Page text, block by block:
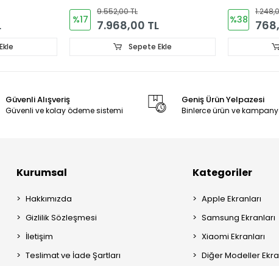
%38
1.248,00 TL
768,00 TL
Sepete Ekle
%25
Güvenli Alışveriş
Güvenli ve kolay ödeme sistemi
Geniş Ürün Yelpazesi
Binlerce ürün ve
Kurumsal
Hakkımızda
Gizlilik Sözleşmesi
İletişim
Teslimat ve İade Şartları
Kategoriler
Apple Ekranları
Samsung Ekranları
Xiaomi Ekranları
Diğer Modeller